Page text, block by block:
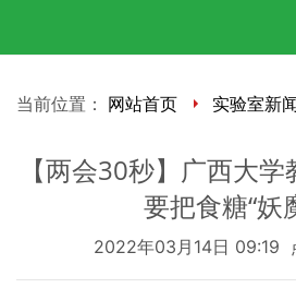
当前位置： 网站首页 实验室新
【两会30秒】广西大
要把食糖“妖
2022年03月14日 09:19